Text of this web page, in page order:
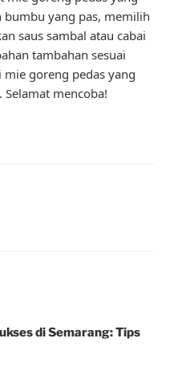
bumbu yang pas, memilih
saus sambal atau cabai
tambahan sesuai
goreng pedas yang
mencoba!
di Semarang: Tips